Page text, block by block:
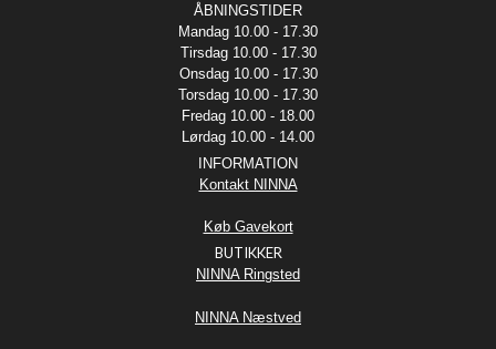
ÅBNINGSTIDER
Mandag 10.00 - 17.30
Tirsdag 10.00 - 17.30
Onsdag 10.00 - 17.30
Torsdag 10.00 - 17.30
Fredag 10.00 - 18.00
Lørdag 10.00 - 14.00
INFORMATION
Kontakt NINNA
Køb Gavekort
BUTIKKER
NINNA Ringsted
NINNA Næstved